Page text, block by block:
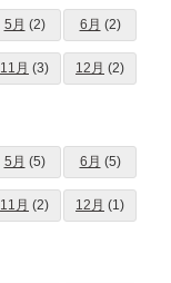
5月 (2) 6月 (2)
11月 (3) 12月 (2)
5月 (5) 6月 (5)
11月 (2) 12月 (1)